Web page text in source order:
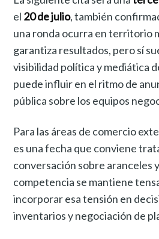
el 20 de julio, también
una ronda ocurra en territorio
garantiza resultados, pero sí
visibilidad política y mediática
puede influir en el ritmo de
pública sobre los equipos
Para las áreas de comercio
es una fecha que conviene
conversación sobre aranceles
competencia se mantiene
incorporar esa tensión en
inventarios y negociación de